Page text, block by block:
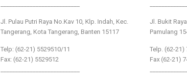
Jl. Pulau Putri Raya No.Kav 10, Klp. Indah, Kec.
Tangerang, Kota Tangerang, Banten 15117
Telp: (62-21) 5529510/11
Fax: (62-21) 5529512
Jl. Bukit
Pamulang
Telp. (62-21)
Fax (62-21)